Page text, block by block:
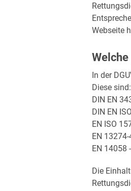
Webseite
In der
Diese sind:
DIN EN
DIN EN
EN ISO
EN
EN 14058
Die